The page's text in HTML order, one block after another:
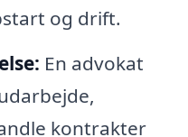
og drift.
En advokat
kontrakter